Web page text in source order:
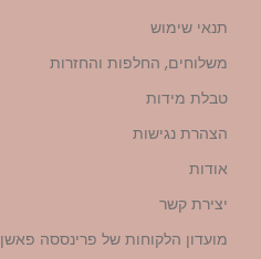
תנאי שימוש
משלוחים, החלפות והחזרות
טבלת מידות
הצהרת נגישות
אודות
יצירת קשר
מועדון הלקוחות של פרינססה פאשן